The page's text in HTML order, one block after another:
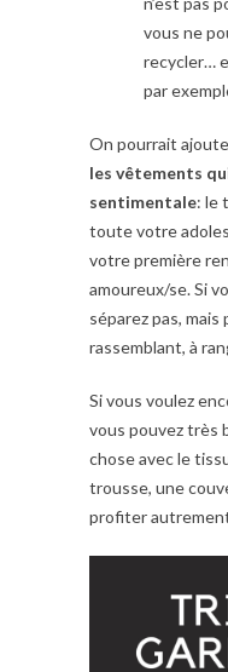
vous ne
recycler…
par
On pourrait
les vêtements
sentimentale: le
toute votre
votre première
amoureux/se. Si
séparez pas,
rassemblant, à
Si vous voulez
vous pouvez très
chose avec le
trousse, une
profiter